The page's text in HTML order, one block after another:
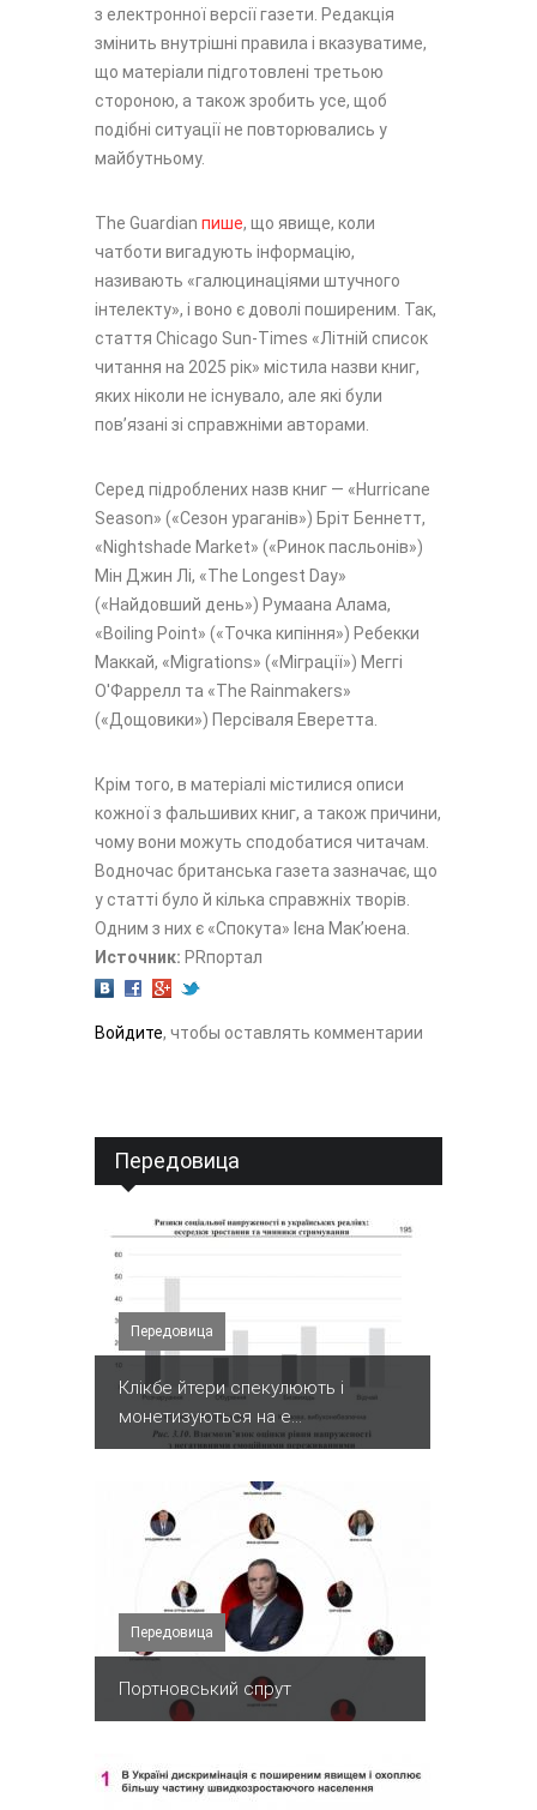
з електронної версії газети. Редакція
змінить внутрішні правила і вказуватиме,
що матеріали підготовлені третьою
стороною, а також зробить усе, щоб
подібні ситуації не повторювались у
майбутньому.
The Guardian пише, що явище, коли
чатботи вигадують інформацію,
називають «галюцинаціями штучного
інтелекту», і воно є доволі поширеним. Так,
стаття Chicago Sun-Times «Літній список
читання на 2025 рік» містила назви книг,
яких ніколи не існувало, але які були
пов’язані зі справжніми авторами.
Серед підроблених назв книг — «Hurricane
Season» («Сезон ураганів») Бріт Беннетт,
«Nightshade Market» («Ринок пасльонів»)
Мін Джин Лі, «The Longest Day»
(«Найдовший день») Румаана Алама,
«Boiling Point» («Точка кипіння») Ребекки
Маккай, «Migrations» («Міграції») Меггі
О'Фаррелл та «The Rainmakers»
(«Дощовики») Персіваля Еверетта.
Крім того, в матеріалі містилися описи
кожної з фальшивих книг, а також причини,
чому вони можуть сподобатися читачам.
Водночас британська газета зазначає, що
у статті було й кілька справжніх творів.
Одним з них є «Спокута» Ієна Мак’юена.
Источник: PRпортал
Войдите, чтобы оставлять комментарии
Передовица
Передовица
Клікбе йтери спекулюють і
монетизуються на е...
Передовица
Портновський спрут